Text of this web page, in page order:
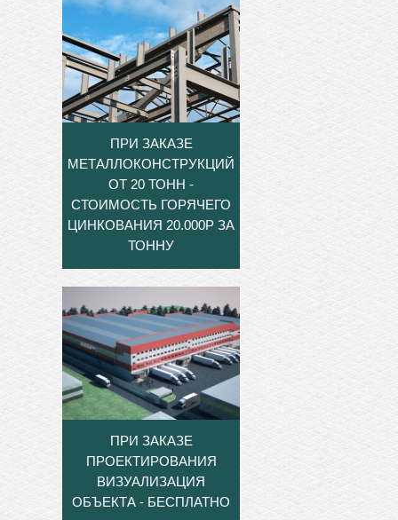
ПРИ ЗАКАЗЕ
МЕТАЛЛОКОНСТРУКЦИЙ
ОТ 20 ТОНН -
СТОИМОСТЬ ГОРЯЧЕГО
ЦИНКОВАНИЯ 20.000Р ЗА
ТОННУ
ПРИ ЗАКАЗЕ
ПРОЕКТИРОВАНИЯ
ВИЗУАЛИЗАЦИЯ
ОБЪЕКТА - БЕСПЛАТНО